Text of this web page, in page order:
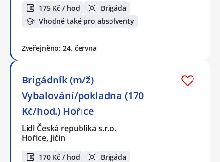
175 Kč / hod
Brigáda
Vhodné také pro absolventy
Zveřejněno: 24. června
Brigádník (m/ž) -
Vybalování/pokladna (170
Kč/hod.) Hořice
Lidl Česká republika s.r.o.
Hořice, Jičín
170 Kč / hod Brigáda